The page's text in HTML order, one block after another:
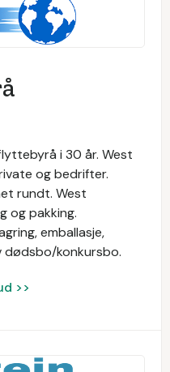
i 30 år. West
og bedrifter.
rundt. West
og pakking.
emballasje,
dødsbo/konkursbo.
>>